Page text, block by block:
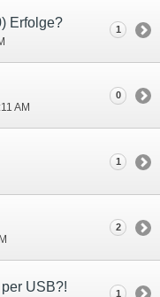
Erfolge? 1
AM
0
1
2
USB?! 1